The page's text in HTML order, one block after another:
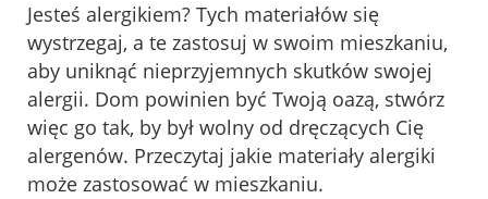
Jesteś alergikiem? Tych materiałów się
wystrzegaj, a te zastosuj w swoim mieszkaniu,
aby uniknąć nieprzyjemnych skutków swojej
alergii. Dom powinien być Twoją oazą, stwórz
więc go tak, by był wolny od dręczących Cię
alergenów. Przeczytaj jakie materiały alergiki
może zastosować w mieszkaniu.